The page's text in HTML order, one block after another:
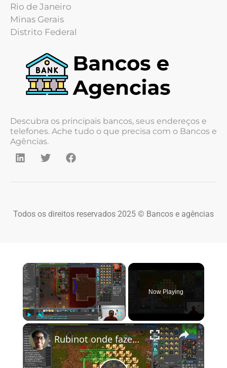
Rio de Janeiro
Minas Gerais
Distrito Federal
Descubra os principais bancos, seus endereços e
telefones. Ache tudo o que precisa com o Bancos e
Agências.
Todos os direitos reservados 2025 © Bancos e agências
×
Play Unmute Fullscreen
Now Playing
×
Rubinot onde fazer a Task de Oramond